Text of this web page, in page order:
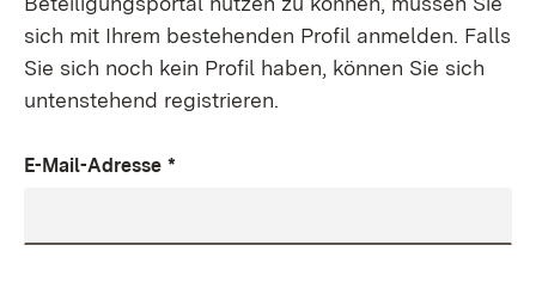
sich mit Ihrem bestehenden Profil anmelden. Falls
Sie sich noch kein Profil haben, können Sie sich
untenstehend registrieren.
E-Mail-Adresse *